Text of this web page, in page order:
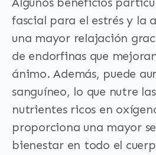
fascial para el estrés y la
una mayor relajación
de endorfinas que
ánimo. Además, puede
sanguíneo, lo que nutre
nutrientes ricos en
proporciona una mayor
bienestar en todo el